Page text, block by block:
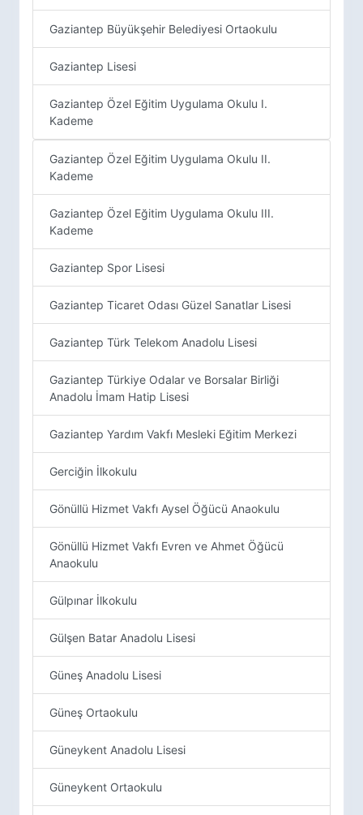
Gaziantep Büyükşehir Belediyesi Ortaokulu
Gaziantep Lisesi
Gaziantep Özel Eğitim Uygulama Okulu I.
Kademe
Gaziantep Özel Eğitim Uygulama Okulu II.
Kademe
Gaziantep Özel Eğitim Uygulama Okulu III.
Kademe
Gaziantep Spor Lisesi
Gaziantep Ticaret Odası Güzel Sanatlar Lisesi
Gaziantep Türk Telekom Anadolu Lisesi
Gaziantep Türkiye Odalar ve Borsalar Birliği
Anadolu İmam Hatip Lisesi
Gaziantep Yardım Vakfı Mesleki Eğitim Merkezi
Gerciğin İlkokulu
Gönüllü Hizmet Vakfı Aysel Öğücü Anaokulu
Gönüllü Hizmet Vakfı Evren ve Ahmet Öğücü
Anaokulu
Gülpınar İlkokulu
Gülşen Batar Anadolu Lisesi
Güneş Anadolu Lisesi
Güneş Ortaokulu
Güneykent Anadolu Lisesi
Güneykent Ortaokulu